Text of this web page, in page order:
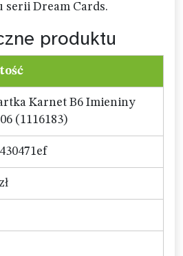
Dream Cards.
produktu
Karnet B6 Imieniny
(1116183)